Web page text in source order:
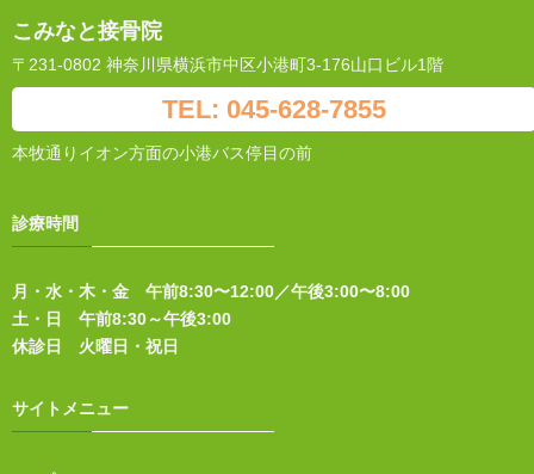
こみなと接骨院
〒231-0802 神奈川県横浜市中区小港町3-176山口ビル1階
TEL: 045-628-7855
本牧通りイオン方面の小港バス停目の前
診療時間
月・水・木・金 午前8:30〜12:00／午後3:00〜8:00
土・日 午前8:30～午後3:00
休診日 火曜日・祝日
サイトメニュー